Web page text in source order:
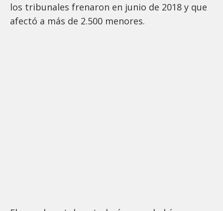
los tribunales frenaron en junio de 2018 y que
afectó a más de 2.500 menores.